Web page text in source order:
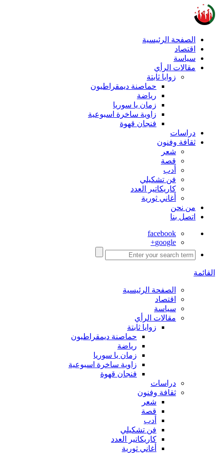
الصفحة الرئيسية
اقتصاد
سياسة
مقالات الرأي
زوايا ثابتة
حماصنة ديمقراطيون
رياضة
زمان يا سوريا
زاوية ساخرة اسبوعية
فنجان قهوة
دراسات
ثقافة وفنون
شعر
قصة
أدب
فن تشكيلي
كاريكاتير العدد
أغاني ثورية
من نحن
اتصل بنا
facebook
google+
القائمة
الصفحة الرئيسية
اقتصاد
سياسة
مقالات الرأي
زوايا ثابتة
حماصنة ديمقراطيون
رياضة
زمان يا سوريا
زاوية ساخرة اسبوعية
فنجان قهوة
دراسات
ثقافة وفنون
شعر
قصة
أدب
فن تشكيلي
كاريكاتير العدد
أغاني ثورية